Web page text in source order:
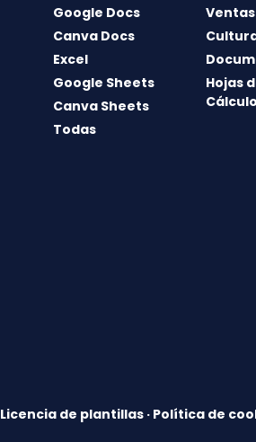
Google Docs
Canva Docs
Excel
Google Sheets
Canva Sheets
Todas
Ventas
Hojas
Cálculo
Licencia de plantillas · Política de